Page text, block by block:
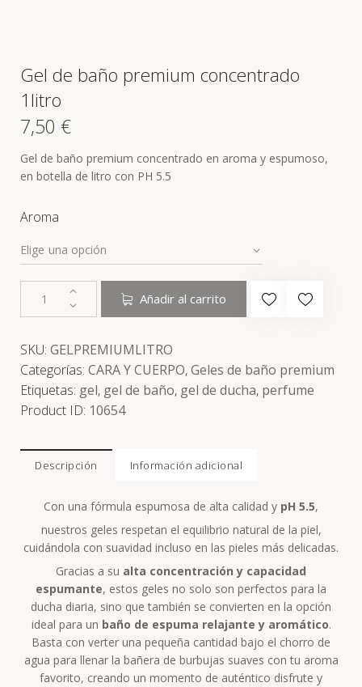
Gel de baño premium concentrado
1litro
7,50 €
Gel de baño premium concentrado en aroma y espumoso,
en botella de litro con PH 5.5
Aroma
Añadir al carrito
SKU: GELPREMIUMLITRO
Categorías: CARA Y CUERPO,Geles de baño premium
Etiquetas: gel, gel de baño, gel de ducha, perfume
Product ID: 10654
Descripción Información adicional
Con una fórmula espumosa de alta calidad y pH 5.5,
nuestros geles respetan el equilibrio natural de la piel,
cuidándola con suavidad incluso en las pieles más delicadas.
Gracias a su alta concentración y capacidad
espumante, estos geles no solo son perfectos para la
ducha diaria, sino que también se convierten en la opción
ideal para un baño de espuma relajante y aromático.
Basta con verter una pequeña cantidad bajo el chorro de
agua para llenar la bañera de burbujas suaves con tu aroma
favorito, creando un momento de auténtico disfrute y